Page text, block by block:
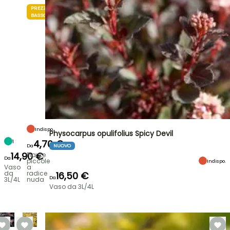
1
Da14,90 €
Vaso
da
3L/4L
PREZZO
BASSO
Indispo.
Da4,70 €
Piante
piccole
a
radice
nuda
Physocarpus opulifolius Spicy Devil
NUOVO
Indispo.
Da16,50 €
Vaso da 3L/4L